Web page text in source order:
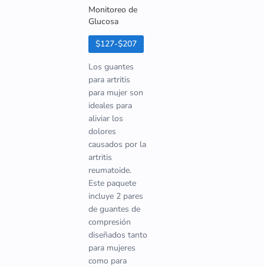
Monitoreo de
Glucosa
$127-$207
Los guantes
para artritis
para mujer son
ideales para
aliviar los
dolores
causados por la
artritis
reumatoide.
Este paquete
incluye 2 pares
de guantes de
compresión
diseñados tanto
para mujeres
como para